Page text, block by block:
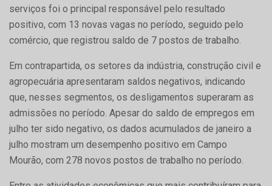
serviços foi o principal responsável pelo resultado
positivo, com 13 novas vagas no período, seguido pelo
comércio, que registrou saldo de 7 postos de trabalho.
Em contrapartida, os setores da indústria, construção civil e
agropecuária apresentaram saldos negativos, indicando
que, nesses segmentos, os desligamentos superaram as
admissões no período. Apesar do saldo de empregos em
julho ter sido negativo, os dados acumulados de janeiro a
julho mostram um desempenho positivo em Campo
Mourão, com 278 novos postos de trabalho no período.